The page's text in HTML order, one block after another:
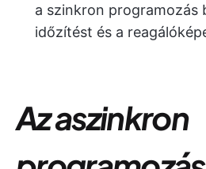
a szinkron programozás
időzítést és a
Az aszinkron